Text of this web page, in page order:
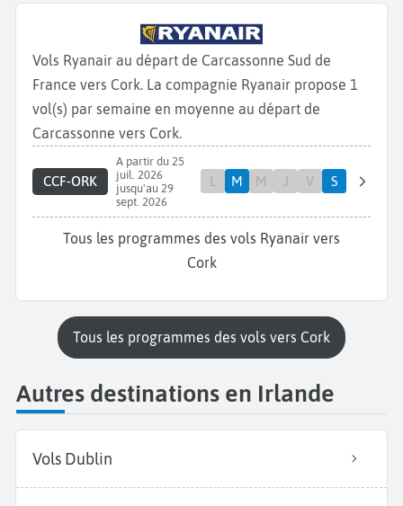
Vols Ryanair au départ de Carcassonne Sud de
France vers Cork. La compagnie Ryanair propose 1
vol(s) par semaine en moyenne au départ de
Carcassonne vers Cork.
CCF-ORK
A partir du 25
juil. 2026
jusqu'au 29
sept. 2026
L M M J V S
Tous les programmes des vols Ryanair vers
Cork
Tous les programmes des vols vers Cork
Autres destinations en Irlande
Vols Dublin